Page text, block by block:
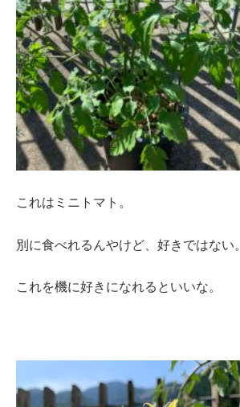
これはミニトマト。
別に食べれるんやけど、好きではない。
これを機に好きになれるといいな。